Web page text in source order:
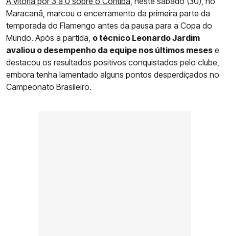
Maracanã, marcou o encerramento da primeira parte da
temporada do Flamengo antes da pausa para a Copa do
Mundo. Após a partida, o técnico Leonardo Jardim
avaliou o desempenho da equipe nos últimos meses e
destacou os resultados positivos conquistados pelo clube,
embora tenha lamentado alguns pontos desperdiçados no
Campeonato Brasileiro.